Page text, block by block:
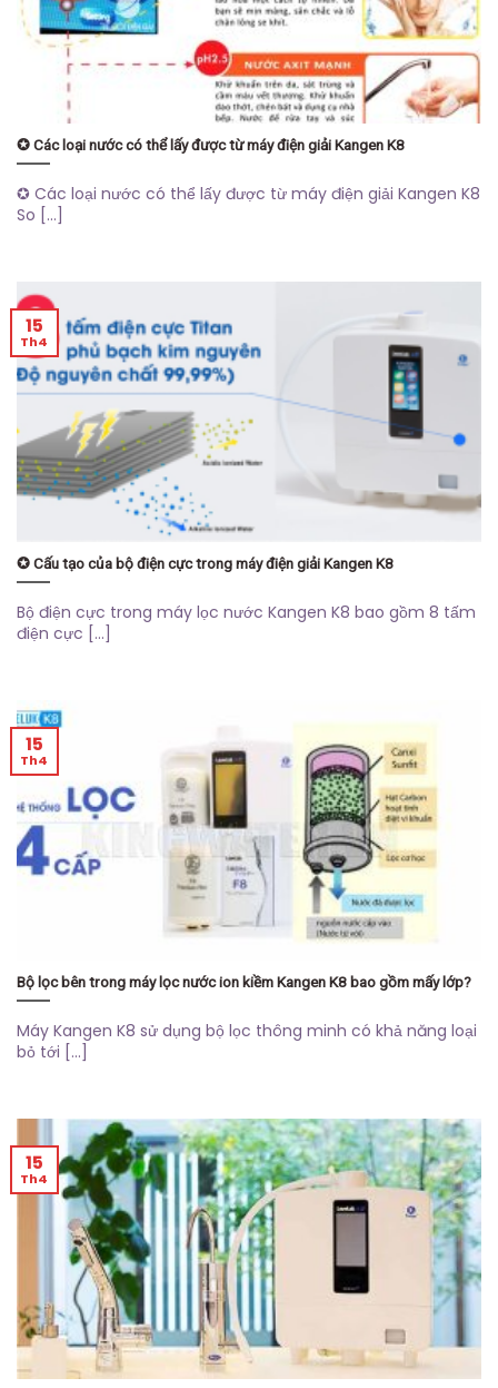
✪ Các loại nước có thể lấy được từ máy điện giải Kangen K8
✪ Các loại nước có thể lấy được từ máy điện giải Kangen K8
So [...]
✪ Cấu tạo của bộ điện cực trong máy điện giải Kangen K8
Bộ điện cực trong máy lọc nước Kangen K8 bao gồm 8 tấm
điện cực [...]
15
Th4
Bộ lọc bên trong máy lọc nước ion kiềm Kangen K8 bao gồm mấy lớp?
Máy Kangen K8 sử dụng bộ lọc thông minh có khả năng loại
bỏ tới [...]
15
Th4
15
Th4